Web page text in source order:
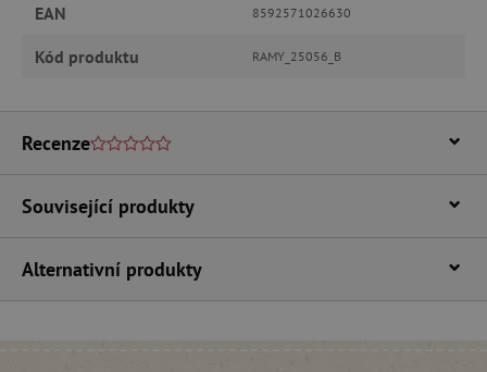
EAN 8592571026630
Kód produktu RAMY_25056_B
Recenze
Související produkty
Alternativní produkty
Marketingové cookies
přihlášení uživatele a správa účtu. Webové
cookie správně používat.
Provider/